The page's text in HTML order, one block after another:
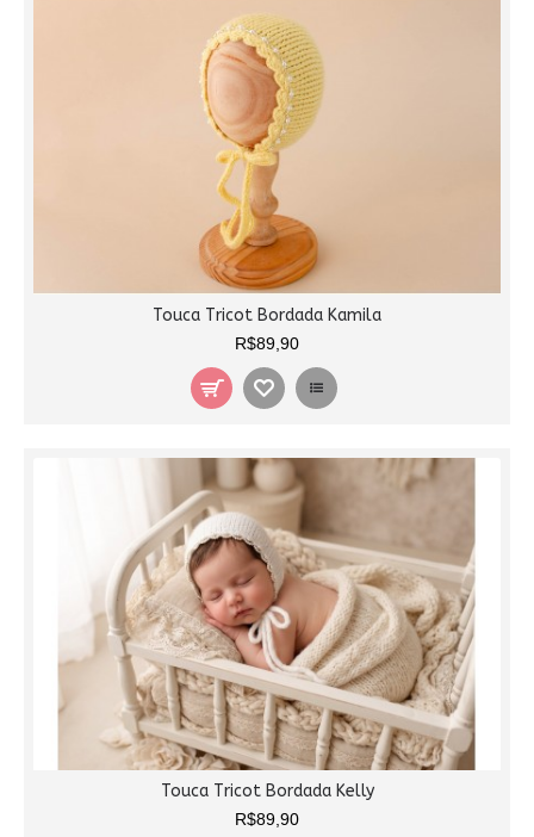
Touca Tricot Bordada Kamila
R$89,90
Touca Tricot Bordada Kelly
R$89,90